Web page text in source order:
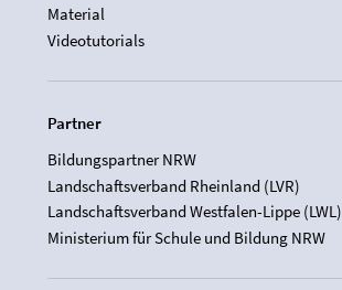
Material
Videotutorials
Partner
Bildungspartner NRW
Landschaftsverband Rheinland (LVR)
Landschaftsverband Westfalen-Lippe (LWL)
Ministerium für Schule und Bildung NRW